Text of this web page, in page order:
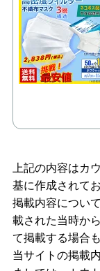
上記の内容はカ
基に作成されて
掲載内容につい
載された当時か
て掲載する場合
当サイトの掲載